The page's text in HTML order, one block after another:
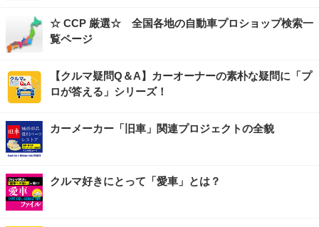
☆ CCP 厳選☆ 全国各地の自動車プロショップ検索一
覧ページ
【クルマ疑問Q＆A】カーオーナーの素朴な疑問に「プ
ロが答える」シリーズ！
カーメーカー「旧車」関連プロジェクトの全貌
クルマ好きにとって「愛車」とは？